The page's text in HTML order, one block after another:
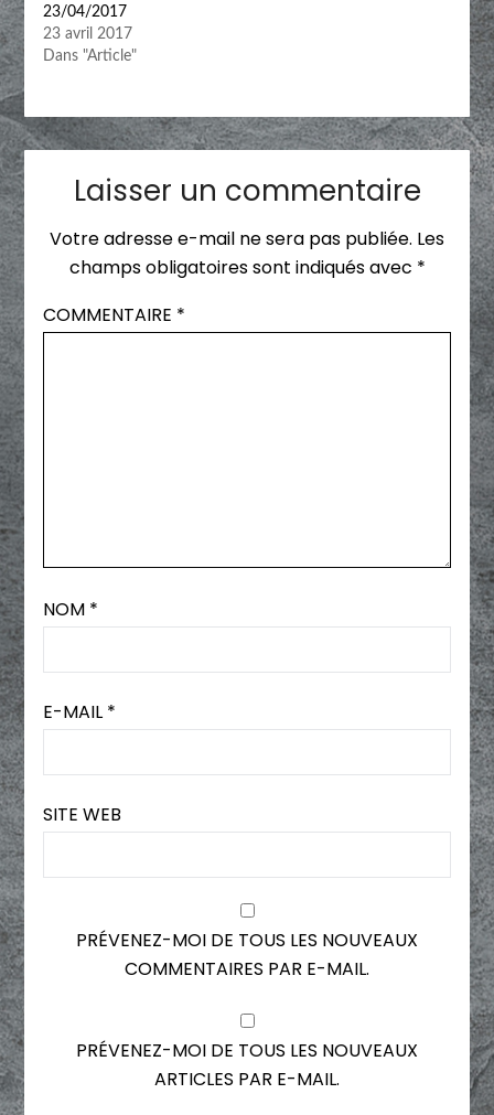
23/04/2017
23 avril 2017
Dans "Article"
Laisser un commentaire
Votre adresse e-mail ne sera pas publiée. Les
champs obligatoires sont indiqués avec *
COMMENTAIRE *
NOM *
E-MAIL *
SITE WEB
PRÉVENEZ-MOI DE TOUS LES NOUVEAUX
COMMENTAIRES PAR E-MAIL.
PRÉVENEZ-MOI DE TOUS LES NOUVEAUX
ARTICLES PAR E-MAIL.